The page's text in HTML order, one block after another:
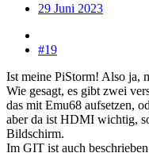
29 Juni 2023
#19
Ist meine PiStorm! Also ja,
Wie gesagt, es gibt zwei
das mit Emu68 aufsetzen,
aber da ist HDMI wichtig,
Bildschirm.
Im GIT ist auch